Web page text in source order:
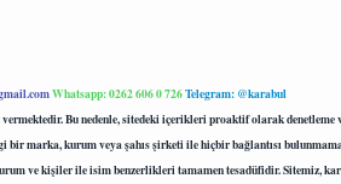
Whatsapp: 0262 606 0 726Telegram: @karabul
Bu nedenle, sitedeki içerikleri proaktif olarak
kurum veya şahıs şirketi ile hiçbir bağlantısı
ve kişiler ile isim benzerlikleri tamamen tesadüfidir. Sitemiz,